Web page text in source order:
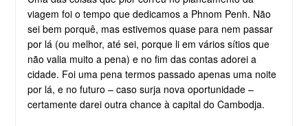
viagem foi o tempo que dedicamos a Phnom Penh. Não
sei bem porquê, mas estivemos quase para nem passar
por lá (ou melhor, até sei, porque li em vários sítios que
não valia muito a pena) e no fim das contas adorei a
cidade. Foi uma pena termos passado apenas uma noite
por lá, e no futuro – caso surja nova oportunidade –
certamente darei outra chance à capital do Cambodja.